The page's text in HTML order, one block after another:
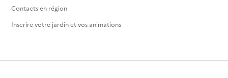
Contacts en région
Inscrire votre jardin et vos animations